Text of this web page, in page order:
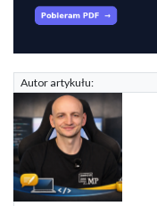
Autor artykułu: